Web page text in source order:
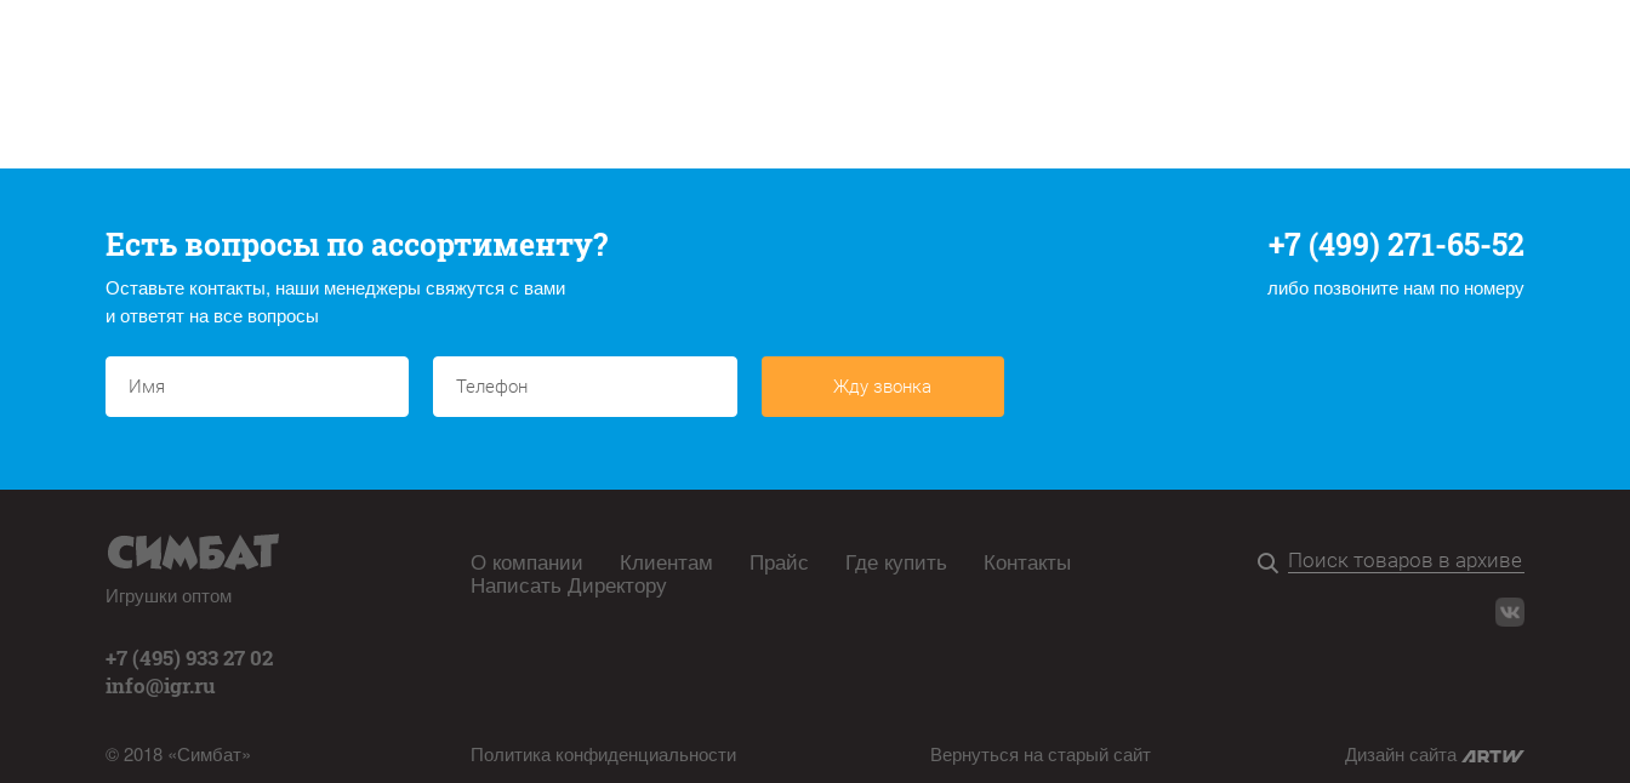
Есть вопросы по ассортименту?
Оставьте контакты, наши менеджеры свяжутся с вами
и ответят на все вопросы
+7 (499) 271-65-52
либо позвоните нам по номеру
Жду звонка
Игрушки оптом
+7 (495) 933 27 02
info@igr.ru
© 2018 «Симбат»
О компании Клиентам Прайс Где купить Контакты
Написать Директору
Политика конфиденциальности Вернуться на старый сайт Дизайн сайта